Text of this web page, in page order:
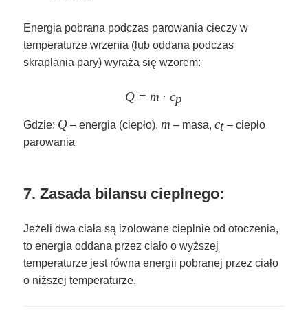
Energia pobrana podczas parowania cieczy w
temperaturze wrzenia (lub oddana podczas
skraplania pary) wyraża się wzorem:
Q = m \cdot c_p
Q = m ⋅ cp
Gdzie: Q
Q – energia (ciepło), m
m – masa,c_t
ct – ciepło
parowania
7. Zasada bilansu cieplnego:
Jeżeli dwa ciała są izolowane cieplnie od otoczenia,
to energia oddana przez ciało o wyższej
temperaturze jest równa energii pobranej przez ciało
o niższej temperaturze.